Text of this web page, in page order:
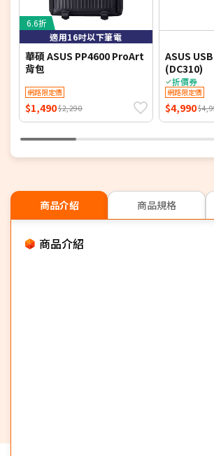
6.6折
適用16吋以下筆電
華碩 ASUS PP4600 ProArt
背包
網路限定價
$1,490$2,290
ASUS
(DC310)
折價券
網路限定價
$4,990
商品介紹 商品規格
商品介紹